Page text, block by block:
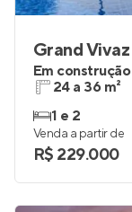
Grand
Em construção
24 a 36 m²
1 e 2
Venda a partir de
R$ 229.000